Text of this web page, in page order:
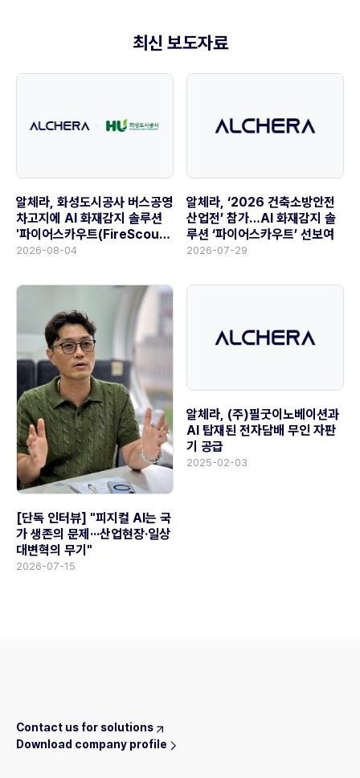
최신 보도자료
알체라, 화성도시공사 버스공영
차고지에 AI 화재감지 솔루션
'파이어스카우트(FireScout)'
공급
2026-08-04
알체라, ‘2026 건축소방안전
산업전’ 참가…AI 화재감지 솔
루션 ‘파이어스카우트’ 선보여
2026-07-29
[단독 인터뷰] "피지컬 AI는 국
가 생존의 문제···산업현장·일상
대변혁의 무기"
2026-07-15
알체라, (주)필굿이노베이션과
AI 탑재된 전자담배 무인 자판
기 공급
2025-02-03
Contact us for solutions
Download company profile